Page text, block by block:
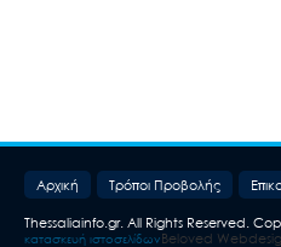
Aρχική Τρόποι Προβολής
Thessaliainfo.gr. All Rights Reserved.
κατασκευή ιστοσελίδωνBeloved